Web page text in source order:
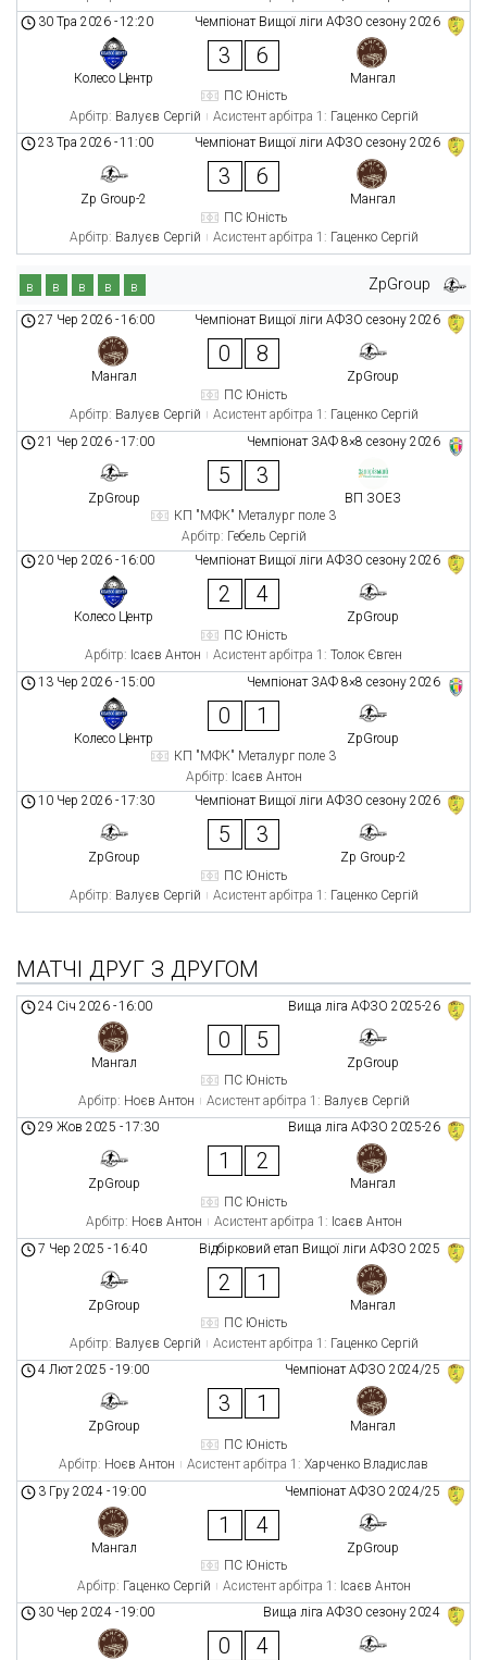
Чемпіонат Вищої ліги АФЗО сезону 2026
30 Тра 2026 -12:20
Колесо Центр
3 6
Мангал
ПС Юність
Арбітр: Валуєв Сергій Асистент арбітра 1: Гаценко Сергій
Чемпіонат Вищої ліги АФЗО сезону 2026
23 Тра 2026 -11:00
Zp Group-2
3 6
Мангал
ПС Юність
Арбітр: Валуєв Сергій Асистент арбітра 1: Гаценко Сергій
ZpGroup
в в в в в
Чемпіонат Вищої ліги АФЗО сезону 2026
27 Чер 2026 -16:00
Мангал
0 8
ZpGroup
ПС Юність
Арбітр: Валуєв Сергій Асистент арбітра 1: Гаценко Сергій
Чемпіонат ЗАФ 8×8 сезону 2026
21 Чер 2026 -17:00
ZpGroup
5 3
ВП ЗОЕЗ
КП "МФК" Металург поле 3
Арбітр: Гебель Сергій
Чемпіонат Вищої ліги АФЗО сезону 2026
20 Чер 2026 -16:00
Колесо Центр
2 4
ZpGroup
ПС Юність
Арбітр: Ісаєв Антон Асистент арбітра 1: Толок Євген
Чемпіонат ЗАФ 8×8 сезону 2026
13 Чер 2026 -15:00
Колесо Центр
0 1
ZpGroup
КП "МФК" Металург поле 3
Арбітр: Ісаєв Антон
Чемпіонат Вищої ліги АФЗО сезону 2026
10 Чер 2026 -17:30
ZpGroup
5 3
Zp Group-2
ПС Юність
Арбітр: Валуєв Сергій Асистент арбітра 1: Гаценко Сергій
МАТЧІ ДРУГ З ДРУГОМ
Вища ліга АФЗО 2025-26
24 Січ 2026 -16:00
Мангал
0 5
ZpGroup
ПС Юність
Арбітр: Ноєв Антон Асистент арбітра 1: Валуєв Сергій
Вища ліга АФЗО 2025-26
29 Жов 2025 -17:30
ZpGroup
1 2
Мангал
ПС Юність
Арбітр: Ноєв Антон Асистент арбітра 1: Ісаєв Антон
Відбірковий етап Вищої ліги АФЗО 2025
7 Чер 2025 -16:40
ZpGroup
2 1
Мангал
ПС Юність
Арбітр: Валуєв Сергій Асистент арбітра 1: Гаценко Сергій
Чемпіонат АФЗО 2024/25
4 Лют 2025 -19:00
ZpGroup
3 1
Мангал
ПС Юність
Арбітр: Ноєв Антон Асистент арбітра 1: Харченко Владислав
Чемпіонат АФЗО 2024/25
3 Гру 2024 -19:00
Мангал
1 4
ZpGroup
ПС Юність
Арбітр: Гаценко Сергій Асистент арбітра 1: Ісаєв Антон
Вища ліга АФЗО сезону 2024
30 Чер 2024 -19:00
0 4